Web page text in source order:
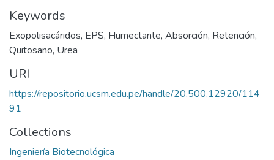
Keywords
Exopolisacáridos, EPS, Humectante, Absorción, Retención,
Quitosano, Urea
URI
https://repositorio.ucsm.edu.pe/handle/20.500.12920/114
91
Collections
Ingeniería Biotecnológica